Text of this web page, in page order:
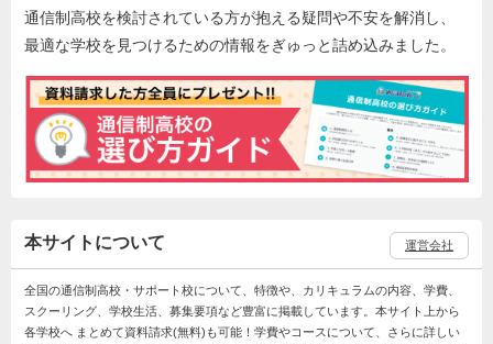
通信制高校を検討されている方が抱える疑問や不安を解消し、
最適な学校を見つけるための情報をぎゅっと詰め込みました。
本サイトについて 運営会社
全国の通信制高校・サポート校について、特徴や、カリキュラムの内容、学費、
スクーリング、学校生活、募集要項など豊富に掲載しています。本サイト上から
各学校へ まとめて資料請求(無料)も可能！学費やコースについて、さらに詳しい